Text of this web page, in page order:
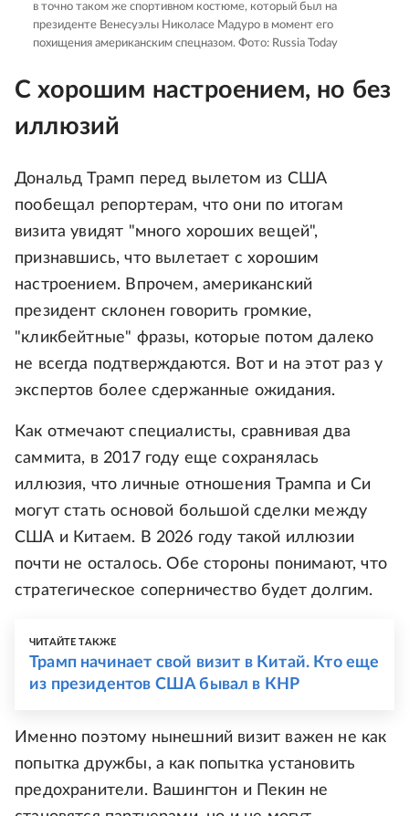
в точно таком же спортивном костюме, который был на
президенте Венесуэлы Николасе Мадуро в момент его
похищения американским спецназом. Фото: Russia Today
С хорошим настроением, но без
иллюзий
Дональд Трамп перед вылетом из США
пообещал репортерам, что они по итогам
визита увидят "много хороших вещей",
признавшись, что вылетает с хорошим
настроением. Впрочем, американский
президент склонен говорить громкие,
"кликбейтные" фразы, которые потом далеко
не всегда подтверждаются. Вот и на этот раз у
экспертов более сдержанные ожидания.
Как отмечают специалисты, сравнивая два
саммита, в 2017 году еще сохранялась
иллюзия, что личные отношения Трампа и Си
могут стать основой большой сделки между
США и Китаем. В 2026 году такой иллюзии
почти не осталось. Обе стороны понимают, что
стратегическое соперничество будет долгим.
ЧИТАЙТЕ ТАКЖЕ
Трамп начинает свой визит в Китай. Кто еще
из президентов США бывал в КНР
Именно поэтому нынешний визит важен не как
попытка дружбы, а как попытка установить
предохранители. Вашингтон и Пекин не